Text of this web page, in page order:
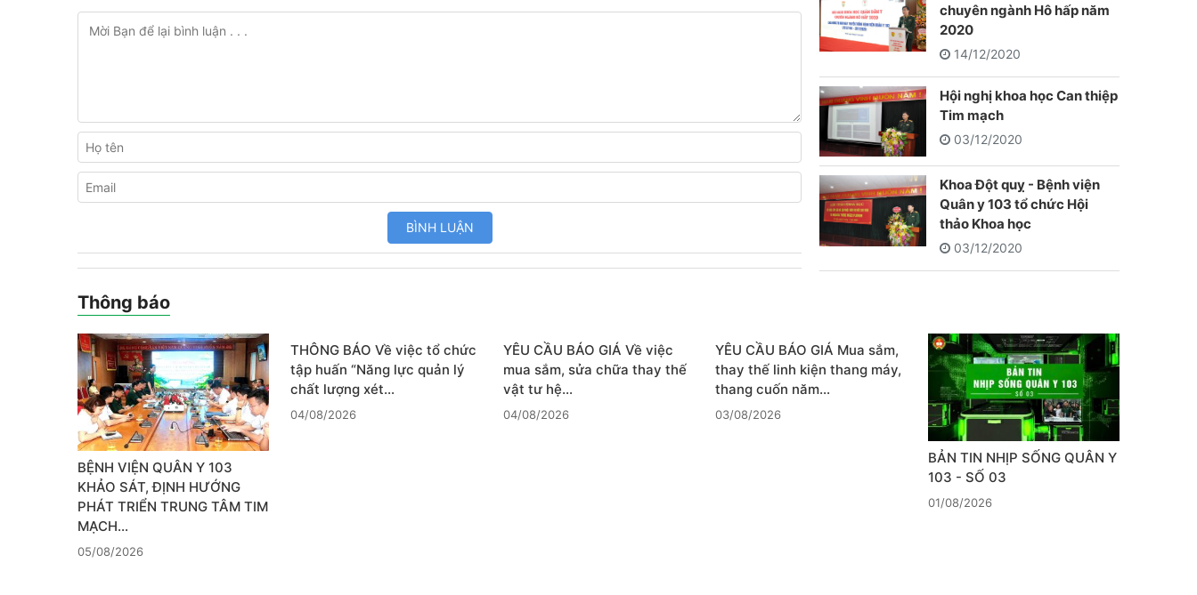
chuyên ngành Hô hấp năm
2020
14/12/2020
Hội nghị khoa học Can thiệp
Tim mạch
03/12/2020
Khoa Đột quỵ - Bệnh viện
Quân y 103 tổ chức Hội
thảo Khoa học
03/12/2020
Thông báo
BỆNH VIỆN QUÂN Y 103
KHẢO SÁT, ĐỊNH HƯỚNG
PHÁT TRIỂN TRUNG TÂM TIM
MẠCH…
05/08/2026
THÔNG BÁO Về việc tổ chức
tập huấn “Năng lực quản lý
chất lượng xét…
04/08/2026
YÊU CẦU BÁO GIÁ Về việc
mua sắm, sửa chữa thay thế
vật tư hệ…
04/08/2026
YÊU CẦU BÁO GIÁ Mua sắm,
thay thế linh kiện thang máy,
thang cuốn năm…
03/08/2026
BẢN TIN NHỊP SỐNG QUÂN Y
103 - SỐ 03
01/08/2026